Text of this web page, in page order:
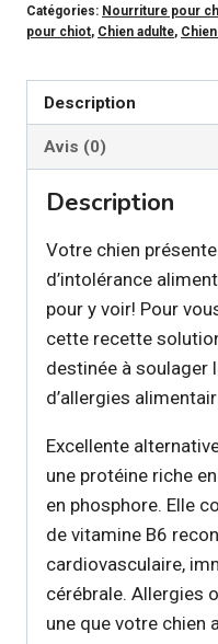
Catégories: Nourriture pour
pour chiot, Chien adulte,
Description
Avis (0)
Description
Votre chien
d’intolérance
pour y voir! Pour
cette recette
destinée à soulager
d’allergies
Excellente
une protéine riche
en phosphore. Elle
de vitamine B6
cardiovasculaire,
cérébrale. Allergies
une que votre chien